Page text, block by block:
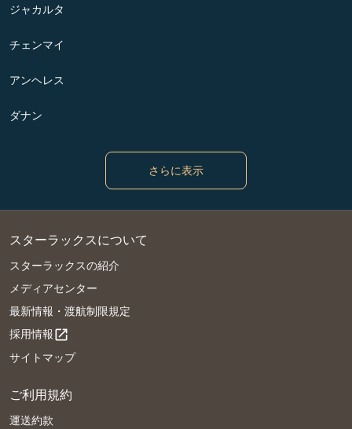
ジャカルタ
チェンマイ
アンヘレス
ダナン
さらに表示
スターラックスについて
スターラックスの紹介
メディアセンター
最新情報・渡航制限規定
採用情報open_in_new
サイトマップ
ご利用規約
運送約款